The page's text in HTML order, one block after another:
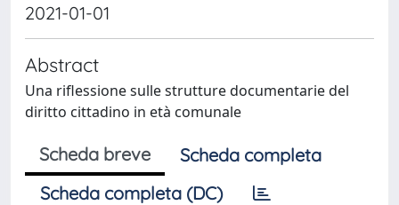
2021-01-01
Abstract
Una riflessione sulle strutture documentarie del
diritto cittadino in età comunale
Scheda breve
Scheda completa
Scheda completa (DC)